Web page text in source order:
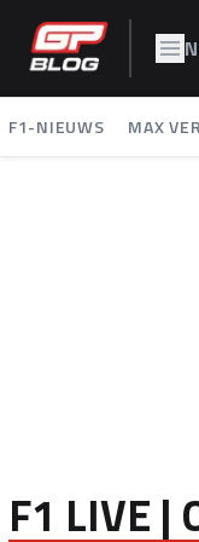
F1-NIEUWS MAX
F1 LIVE |